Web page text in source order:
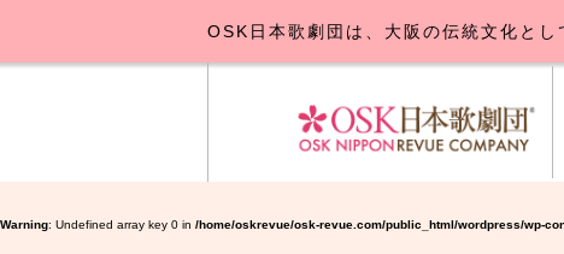
Warning : Undefined array key 0 in /home/oskrevue/osk-revue.com/public_html/wordpress/wp-
OSK日本歌劇団は、大阪の伝統文化と
公演･イ
お知ら
OSK日本歌劇